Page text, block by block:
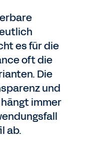
es für die
oft die
Die
und
immer
ab.